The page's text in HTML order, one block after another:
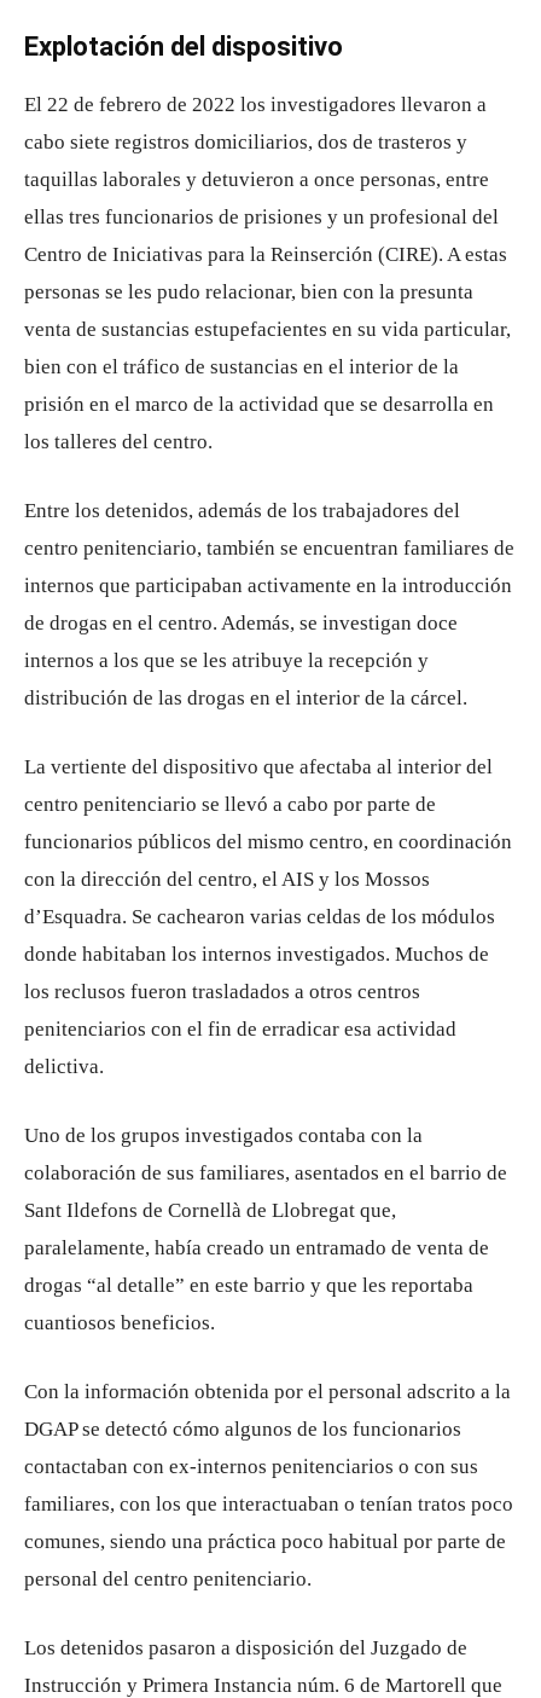
Explotación del dispositivo
El 22 de febrero de 2022 los investigadores llevaron a
cabo siete registros domiciliarios, dos de trasteros y
taquillas laborales y detuvieron a once personas, entre
ellas tres funcionarios de prisiones y un profesional del
Centro de Iniciativas para la Reinserción (CIRE). A estas
personas se les pudo relacionar, bien con la presunta
venta de sustancias estupefacientes en su vida particular,
bien con el tráfico de sustancias en el interior de la
prisión en el marco de la actividad que se desarrolla en
los talleres del centro.
Entre los detenidos, además de los trabajadores del
centro penitenciario, también se encuentran familiares de
internos que participaban activamente en la introducción
de drogas en el centro. Además, se investigan doce
internos a los que se les atribuye la recepción y
distribución de las drogas en el interior de la cárcel.
La vertiente del dispositivo que afectaba al interior del
centro penitenciario se llevó a cabo por parte de
funcionarios públicos del mismo centro, en coordinación
con la dirección del centro, el AIS y los Mossos
d’Esquadra. Se cachearon varias celdas de los módulos
donde habitaban los internos investigados. Muchos de
los reclusos fueron trasladados a otros centros
penitenciarios con el fin de erradicar esa actividad
delictiva.
Uno de los grupos investigados contaba con la
colaboración de sus familiares, asentados en el barrio de
Sant Ildefons de Cornellà de Llobregat que,
paralelamente, había creado un entramado de venta de
drogas “al detalle” en este barrio y que les reportaba
cuantiosos beneficios.
Con la información obtenida por el personal adscrito a la
DGAP se detectó cómo algunos de los funcionarios
contactaban con ex-internos penitenciarios o con sus
familiares, con los que interactuaban o tenían tratos poco
comunes, siendo una práctica poco habitual por parte de
personal del centro penitenciario.
Los detenidos pasaron a disposición del Juzgado de
Instrucción y Primera Instancia núm. 6 de Martorell que